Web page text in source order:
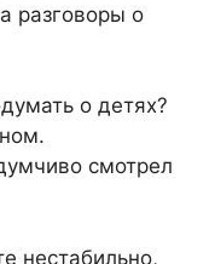
разговоры о
о детях?
смотрел
нестабильно,